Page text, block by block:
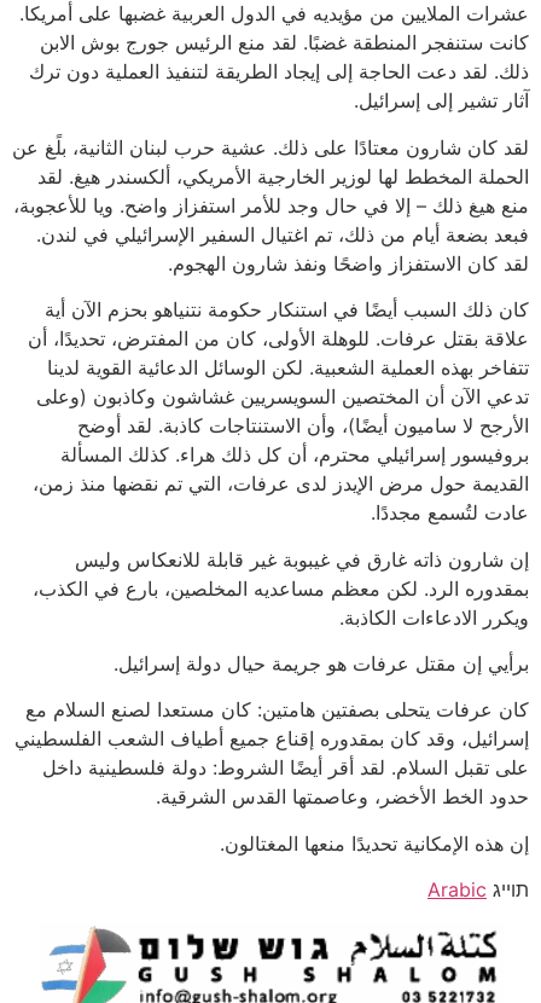
عشرات الملايين من مؤيديه في الدول العربية غضبها على أمريكا.
كانت ستنفجر المنطقة غضبًا. لقد منع الرئيس جورج بوش الابن
ذلك. لقد دعت الحاجة إلى إيجاد الطريقة لتنفيذ العملية دون ترك
آثار تشير إلى إسرائيل.
لقد كان شارون معتادًا على ذلك. عشية حرب لبنان الثانية، بلًغ عن
الحملة المخطط لها لوزير الخارجية الأمريكي، ألكسندر هيغ. لقد
منع هيغ ذلك – إلا في حال وجد للأمر استفزاز واضح. ويا للأعجوبة،
فبعد بضعة أيام من ذلك، تم اغتيال السفير الإسرائيلي في لندن.
لقد كان الاستفزاز واضحًا ونفذ شارون الهجوم.
كان ذلك السبب أيضًا في استنكار حكومة نتنياهو بحزم الآن أية
علاقة بقتل عرفات. للوهلة الأولى، كان من المفترض، تحديدًا، أن
تتفاخر بهذه العملية الشعبية. لكن الوسائل الدعائية القوية لدينا
تدعي الآن أن المختصين السويسريين غشاشون وكاذبون (وعلى
الأرجح لا ساميون أيضًا)، وأن الاستنتاجات كاذبة. لقد أوضح
بروفيسور إسرائيلي محترم، أن كل ذلك هراء. كذلك المسألة
القديمة حول مرض الإيدز لدى عرفات، التي تم نقضها منذ زمن،
عادت لتُسمع مجددًا.
إن شارون ذاته غارق في غيبوبة غير قابلة للانعكاس وليس
بمقدوره الرد. لكن معظم مساعديه المخلصين، بارع في الكذب،
ويكرر الادعاءات الكاذبة.
برأيي إن مقتل عرفات هو جريمة حيال دولة إسرائيل.
كان عرفات يتحلى بصفتين هامتين: كان مستعدا لصنع السلام مع
إسرائيل، وقد كان بمقدوره إقناع جميع أطياف الشعب الفلسطيني
على تقبل السلام. لقد أقر أيضًا الشروط: دولة فلسطينية داخل
حدود الخط الأخضر، وعاصمتها القدس الشرقية.
إن هذه الإمكانية تحديدًا منعها المغتالون.
תוייג Arabic